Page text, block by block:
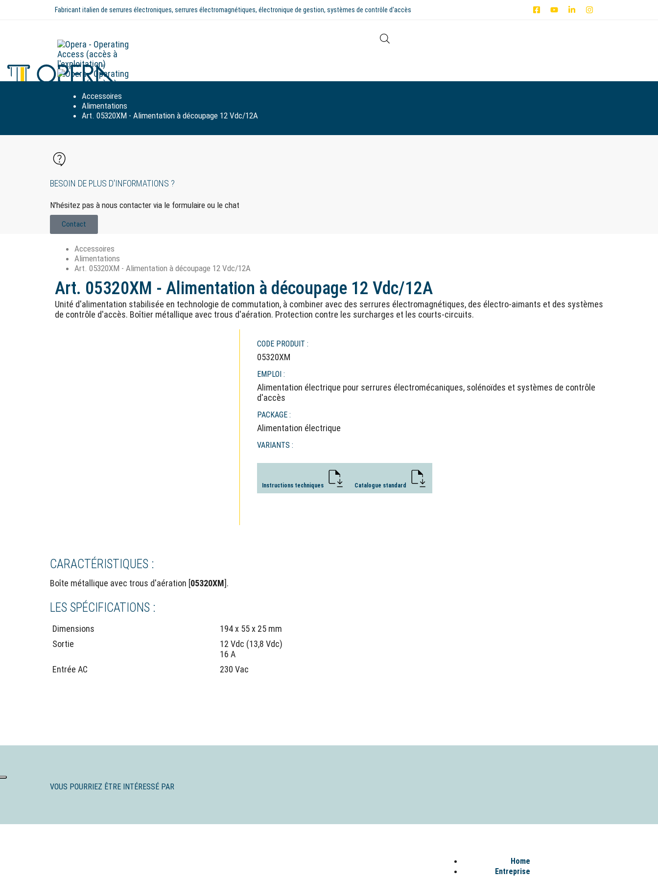
Fabricant italien de serrures électroniques, serrures électromagnétiques, électronique de gestion, systèmes de contrôle d'accès
Accessoires
Alimentations
Art. 05320XM - Alimentation à découpage 12 Vdc/12A
BESOIN DE PLUS D'INFORMATIONS ?
N'hésitez pas à nous contacter via le formulaire ou le chat
Contact
Accessoires
Alimentations
Art. 05320XM - Alimentation à découpage 12 Vdc/12A
Art. 05320XM - Alimentation à découpage 12 Vdc/12A
Unité d'alimentation stabilisée en technologie de commutation, à combiner avec des serrures électromagnétiques, des électro-aimants et des systèmes
de contrôle d'accès. Boîtier métallique avec trous d'aération. Protection contre les surcharges et les courts-circuits.
CODE PRODUIT :
05320XM
EMPLOI :
Alimentation électrique pour serrures électromécaniques, solénoïdes et systèmes de contrôle
d'accès
PACKAGE :
Alimentation électrique
VARIANTS :
Instructions techniques Catalogue standard
CARACTÉRISTIQUES :
Boîte métallique avec trous d'aération [05320XM].
LES SPÉCIFICATIONS :
Dimensions
194 x 55 x 25 mm
Sortie
12 Vdc (13,8 Vdc)
16 A
Entrée AC
230 Vac
VOUS POURRIEZ ÊTRE INTÉRESSÉ PAR
Home
Entreprise